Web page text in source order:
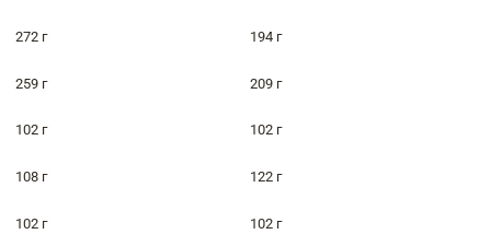
272 г 194 г
259 г 209 г
102 г 102 г
108 г 122 г
102 г 102 г